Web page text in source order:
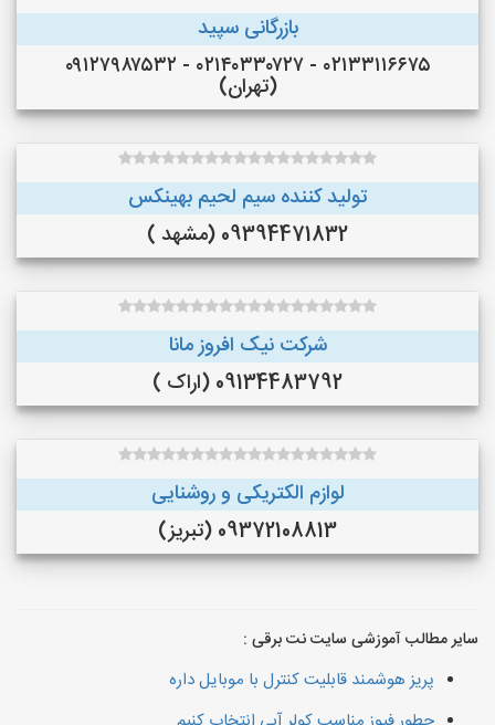
بازرگانی سپید
۰۲۱۳۳۱۱۶۶۷۵ - ۰۲۱۴۰۳۳۰۷۲۷ - ۰۹۱۲۷۹۸۷۵۳۲
(تهران)
تولید کننده سیم لحیم بهینکس
09394471832 (مشهد )
شرکت نیک افروز مانا
09134483792 (اراک )
لوازم الکتریکی و روشنایی
09372108813 (تبریز)
سایر مطالب آموزشی سایت نت برقی :
پریز هوشمند قابلیت کنترل با موبایل داره